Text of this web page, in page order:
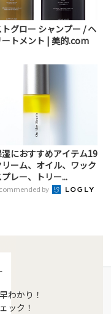
グロー シャンプー / ヘ
ートメント | 美的.com
におすすめアイテム19
ーム、オイル、ワック
レー、トリー...
by
わかり！
ック！